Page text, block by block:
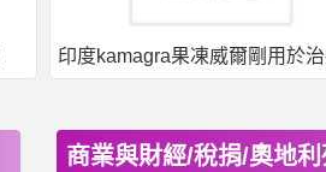
商業與財經/稅捐/奧地